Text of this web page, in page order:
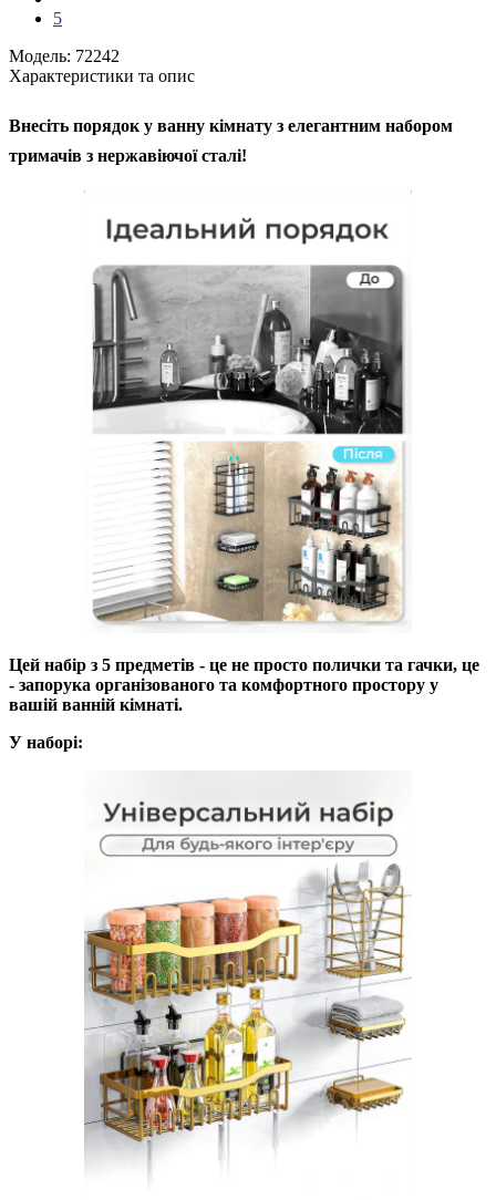
5
Модель: 72242
Характеристики та опис
Внесіть порядок у ванну кімнату з елегантним набором
тримачів з нержавіючої сталі!
Цей набір з 5 предметів - це не просто полички та гачки, це
- запорука організованого та комфортного простору у
вашій ванній кімнаті.
У наборі: